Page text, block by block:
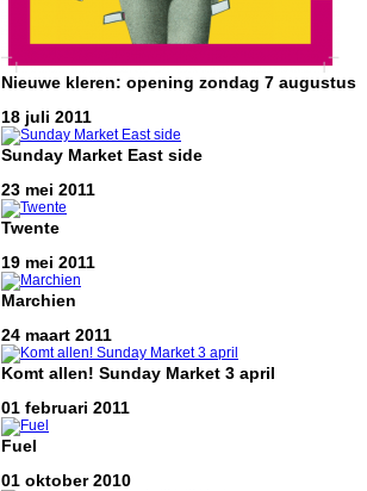
Nieuwe kleren: opening zondag 7 augustus
18 juli 2011
Sunday Market East side
23 mei 2011
Twente
19 mei 2011
Marchien
24 maart 2011
Komt allen! Sunday Market 3 april
01 februari 2011
Fuel
01 oktober 2010